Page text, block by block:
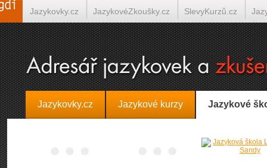
Jazykovky.cz Jazykové kurzy Jazykové
Jazykovky.cz JazykovéZkoušky.cz SlevyKurzů.cz
Španělština on-line Italština on-line Tlumočení-